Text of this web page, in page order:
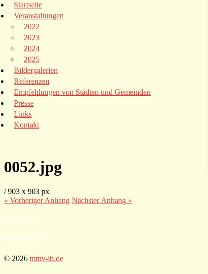
Startseite
Veranstaltungen
2022
2023
2024
2025
Bildergalerien
Referenzen
Empfehlungen von Städten und Gemeinden
Presse
Links
Kontakt
0052.jpg
/903 x 903 px
« VorherigerAnhang NächsterAnhang »
Impressum
Datenschutz
© 2026 mmv-ib.de